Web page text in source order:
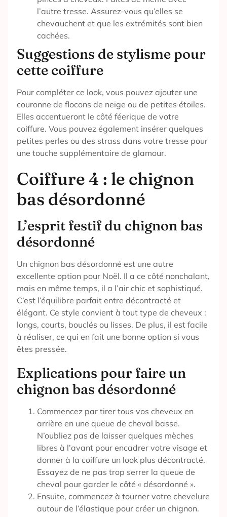
l’autre tresse. Assurez-vous qu’elles se
chevauchent et que les extrémités sont bien
cachées.
Suggestions de stylisme pour
cette coiffure
Pour compléter ce look, vous pouvez ajouter une
couronne de flocons de neige ou de petites étoiles.
Elles accentueront le côté féerique de votre
coiffure. Vous pouvez également insérer quelques
petites perles ou des strass dans votre tresse pour
une touche supplémentaire de glamour.
Coiffure 4 : le chignon
bas désordonné
L’esprit festif du chignon bas
désordonné
Un chignon bas désordonné est une autre
excellente option pour Noël. Il a ce côté nonchalant,
mais en même temps, il a l’air chic et sophistiqué.
C’est l’équilibre parfait entre décontracté et
élégant. Ce style convient à tout type de cheveux :
longs, courts, bouclés ou lisses. De plus, il est facile
à réaliser, ce qui en fait une bonne option si vous
êtes pressée.
Explications pour faire un
chignon bas désordonné
Commencez par tirer tous vos cheveux en
arrière en une queue de cheval basse.
N’oubliez pas de laisser quelques mèches
libres à l’avant pour encadrer votre visage et
donner à la coiffure un look plus décontracté.
Essayez de ne pas trop serrer la queue de
cheval pour garder le côté « désordonné ».
Ensuite, commencez à tourner votre chevelure
autour de l’élastique pour créer un chignon.